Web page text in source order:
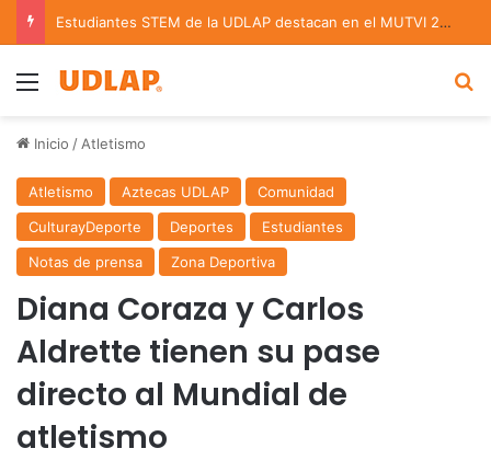
Estudiantes STEM de la UDLAP destacan en el MUTVI 2026
Menu
Inicio / Atletismo
Atletismo Aztecas UDLAP
Comunidad
CulturayDeporte
Deportes
Estudiantes
Notas de prensa
Zona Deportiva
Diana Coraza y Carlos
Aldrette tienen su pase
directo al Mundial de
atletismo